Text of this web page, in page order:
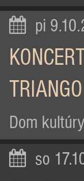
pi
TRIANGO
Dom kultúry
so